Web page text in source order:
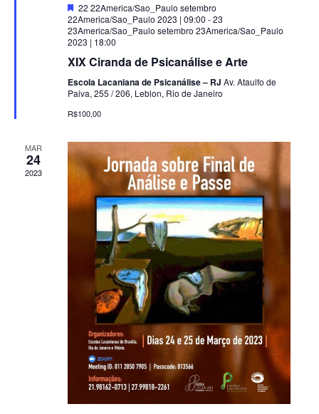
Destacado
22 22America/Sao_Paulo setembro
22America/Sao_Paulo 2023 | 09:00 -23
23America/Sao_Paulo setembro 23America/Sao_Paulo
2023 | 18:00
XIX Ciranda de Psicanálise e Arte
Escola Lacaniana de Psicanálise – RJ Av. Ataulfo de
Paiva, 255 / 206, Leblon, Rio de Janeiro
R$100,00
MAR
24
2023